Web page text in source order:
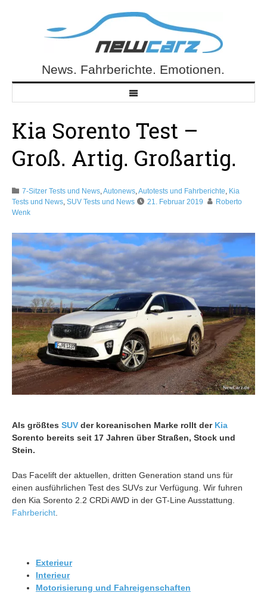
NewCarz.deNews. Fahrberichte. Emotionen.
Kia Sorento Test –
Groß. Artig. Großartig.
7-Sitzer Tests und News,Autonews,Autotests und Fahrberichte, Kia
Tests und News, SUV Tests und News 21. Februar 2019
Roberto
Wenk
Als größtes SUV der koreanischen Marke rollt der Kia
Sorento bereits seit 17 Jahren über Straßen, Stock und
Stein.
Das Facelift der aktuellen, dritten Generation stand uns für
einen ausführlichen Test des SUVs zur Verfügung. Wir fuhren
den Kia Sorento 2.2 CRDi AWD in der GT-Line Ausstattung.
Fahrbericht
Exterieur
Interieur
Motorisierung und Fahreigenschaften